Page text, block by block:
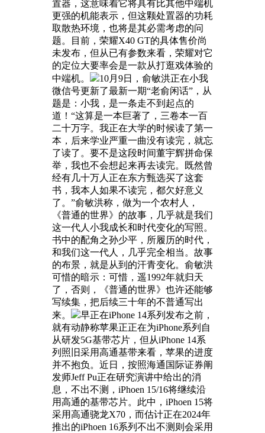
置器，这意味着它将具有比其他中端机
更强的机能表示，但这颗处置器的功耗
取散热环境，也将是其必需考虑的问
题。目前，荣耀X40 GT的具体售价尚
未发布，但从已有参数来看，荣耀对它
的定位大要率会是一款从打逛戏体验的
中端机。
10月9日，俞敏洪正在小我
微信号更新了最新一期“老俞闲话”，从
题是：小我，是一条走不到起点的
道！“这算是一本巨著了，三卷本一百
二十万字。我正在大学的时候读了第一
本，后来学业严重一曲没有读完，就忘
了读了。要不是这段时间董宇辉拼命保
举，我也不会想起来再去读完。既然曾
经有几十万人正在东方甄选买了这套
书，我本人如果不读完，都欠好意义
了。”俞敏洪称，做为一个农村人，
《普通的世界》的故事，几乎就是我们
这一代人小我成长和时代变化的写照。
书中的配角之孙少平，所履历的时代，
和我们这一代人，几乎完全相当。故事
的布景，就是从到的汗青变化。俞敏洪
可惜的暗示：可惜，遥1992年就归天
了，否则，《普通的世界》也许还能够
写续集，把后续三十年的不普通写出
来。
早正在iPhone 14系列发布之前，
就有动静称苹果正正在为iPhone系列自
从研发5G基带芯片，但从iPhone 14系
列照旧采用高通基带来看，苹果的进度
并不抱负。近日，按照海通国际证券阐
发师Jeff Pu正在研究演讲中给出的消
息，不出不测，iPhoen 15/16将继续沿
用高通的基带芯片。此中，iPhoen 15将
采用高通骁龙X70，而估计正在2024年
推出的iPhoen 16系列不出不测则会采用